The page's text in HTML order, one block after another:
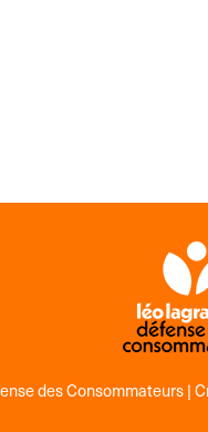
des Consommateurs |